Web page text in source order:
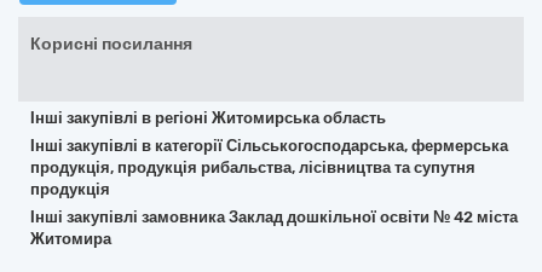
Корисні посилання
Інші закупівлі в регіоні Житомирська область
Інші закупівлі в категорії Сільськогосподарська, фермерська
продукція, продукція рибальства, лісівництва та супутня
продукція
Інші закупівлі замовника Заклад дошкільної освіти № 42 міста
Житомира